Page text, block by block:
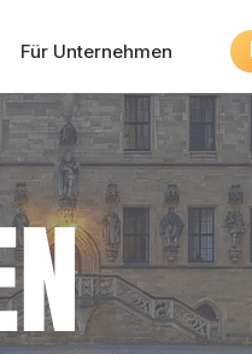
Für Unternehmen